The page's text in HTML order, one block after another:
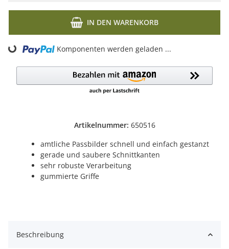
Artikelnummer: 650516
amtliche Passbilder schnell und einfach gestanzt
gerade und saubere Schnittkanten
sehr robuste Verarbeitung
gummierte Griffe
IN DEN WARENKORB
Loading... Komponenten werden geladen ...
Beschreibung